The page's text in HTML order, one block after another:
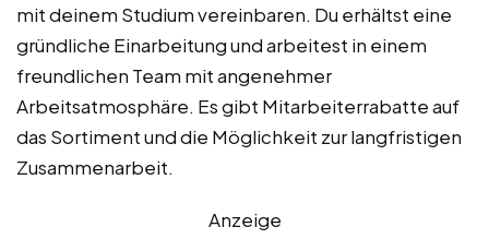
mit deinem Studium vereinbaren. Du erhältst eine
gründliche Einarbeitung und arbeitest in einem
freundlichen Team mit angenehmer
Arbeitsatmosphäre. Es gibt Mitarbeiterrabatte auf
das Sortiment und die Möglichkeit zur langfristigen
Zusammenarbeit.
Anzeige